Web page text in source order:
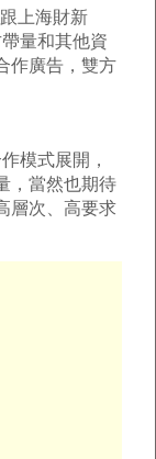
上海財新
量和其他資
作廣告，雙方
模式展開，
，當然也期待
層次、高要求